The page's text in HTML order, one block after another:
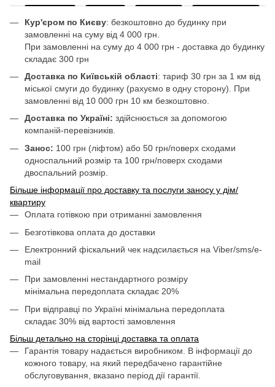
Кур'єром по Києву: безкоштовно до будинку при
замовленні на суму від 4 000 грн.
При замовленні на суму до 4 000 грн - доставка до будинку
складає 300 грн
Доставка по Київській області: тариф 30 грн за 1 км від
міської смуги до будинку (рахуємо в одну сторону). При
замовленні від 10 000 грн 10 км безкоштовно.
Доставка по Україні: здійснюється за допомогою
компаній-перевізників.
Занос: 100 грн (ліфтом) або 50 грн/поверх сходами
односпальний розмір та 100 грн/поверх сходами
двоспальний розмір.
Більше інформації про доставку та послуги заносу у дім/
квартиру
Оплата готівкою при отриманні замовлення
Безготівкова оплата до доставки
Електронний фіскальний чек надсилається на Viber/sms/e-
mail
При замовленні нестандартного розміру
мінімальна передоплата складає 20%
При відправці по Україні мінімальна передоплата
складає 30% від вартості замовлення
Більш детально на сторінці доставка та оплата
Гарантія товару надається виробником. В інформації до
кожного товару, на який передбачено гарантійне
обслуговування, вказано період дії гарантії.